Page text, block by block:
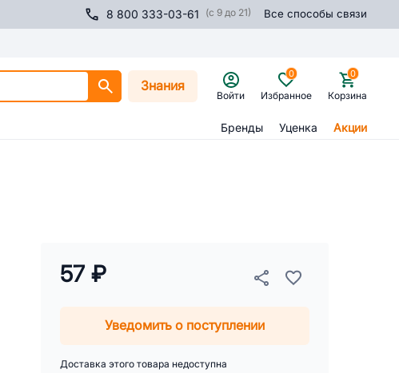
8 800 333-03-61 (с 9 до 21) Все способы связи
Знания
Войти Избранное
0
Корзина
0
Бренды Уценка Акции
57 ₽
Уведомить о поступлении
Доставка этого товара недоступна